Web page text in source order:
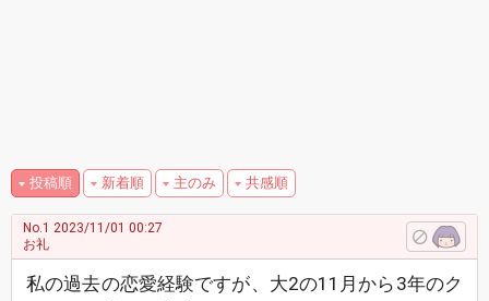
投稿順 新着順 主のみ 共感順
No.1 2023/11/01 00:27
お礼
私の過去の恋愛経験ですが、大2の11月から3年のク